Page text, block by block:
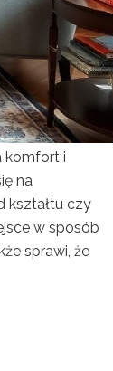
komfort i
na
kształtu czy
w sposób
sprawi, że